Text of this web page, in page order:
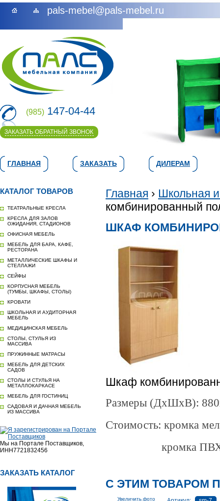
pals-mebel@pals-mebel.ru
(985) 147-04-44
ЗАКАЗАТЬ ОБРАТНЫЙ ЗВОНОК
ГЛАВНАЯ ЗАКАЗАТЬ ДИЛЕРАМ
КАТАЛОГ ТОВАРОВ
ТЕАТРАЛЬНЫЕ КРЕСЛА
КРЕСЛА ДЛЯ ЗАЛОВ
ОЖИДАНИЯ, СТАДИОНОВ
ОФИСНАЯ МЕБЕЛЬ
МЕБЕЛЬ ДЛЯ БАРА, КАФЕ,
РЕСТОРАНА
МЕТАЛЛИЧЕСКИЕ ШКАФЫ И
СТЕЛЛАЖИ
СЕЙФЫ
КОРПУСНАЯ МЕБЕЛЬ
(ТУМБЫ, ШКАФЫ, СТОЛЫ)
КРОВАТИ
ШКОЛЬНАЯ И АУДИТОРНАЯ
МЕБЕЛЬ
МЕДИЦИНСКАЯ МЕБЕЛЬ
СТОЛЫ, СТУЛЬЯ ИЗ
МАССИВА
ПРУЖИННЫЕ МАТРАСЫ
МЕБЕЛЬ ДЛЯ ДЕТСКИХ
САДОВ
СТОЛЫ И СТУЛЬЯ НА
МЕТАЛЛОКАРКАСЕ
МЕБЕЛЬ ДЛЯ ГОСТИНИЦ
САДОВАЯ И ДАЧНАЯ МЕБЕЛЬ
ИЗ МАССИВА
Мы на Портале Поставщиков,
ИНН7721832456
ЗАКАЗАТЬ КАТАЛОГ
Главная › Школьная
комбинированный
ШКАФ
Шкаф
Размеры (ДхШхВ):
Стоимость: кромка
кромка ПВХ -
С ЭТИМ ТОВАРОМ
Увеличить фото